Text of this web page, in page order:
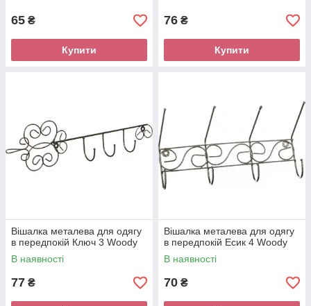
65 ₴
Купити
76 ₴
Купити
Вішалка металева для одягу
в передпокій Ключ 3 Woody
В наявності
77 ₴
Вішалка металева для одягу
в передпокій Есик 4 Woody
В наявності
70 ₴